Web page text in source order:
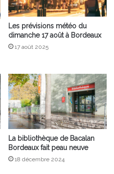
Les prévisions météo du
dimanche 17 août à Bordeaux
17 août 2025
La bibliothèque de Bacalan
Bordeaux fait peau neuve
18 décembre 2024